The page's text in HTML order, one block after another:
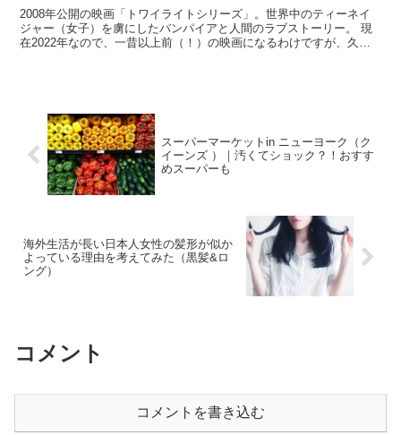
2008年公開の映画「トワイライトシリーズ」。世界中のティーネイ
ジャー（女子）を虜にしたバンパイアと人間のラブストーリー。 現
在2022年なので、一昔以上前（！）の映画になるわけですが、久し
スーパーマーケットin ニューヨーク（ク
イーンズ ）｜汚くてショック？！おすす
めスーパーも
海外生活が長い日本人女性の髪形が似か
よっている理由を考えてみた（黒髪&ロ
ング）
コメント
コメントを書き込む